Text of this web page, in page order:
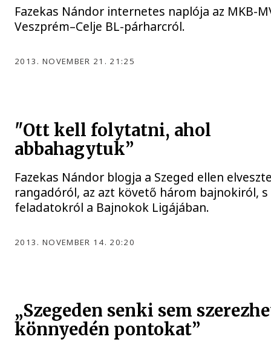
Fazekas Nándor internetes naplója az MKB-
Veszprém–Celje BL-párharcról.
2013. NOVEMBER 21. 21:25
"Ott kell folytatni, ahol
abbahagytuk”
Fazekas Nándor blogja a Szeged ellen
rangadóról, az azt követő három bajnokiról,
feladatokról a Bajnokok Ligájában.
2013. NOVEMBER 14. 20:20
„Szegeden senki sem
könnyedén pontokat”